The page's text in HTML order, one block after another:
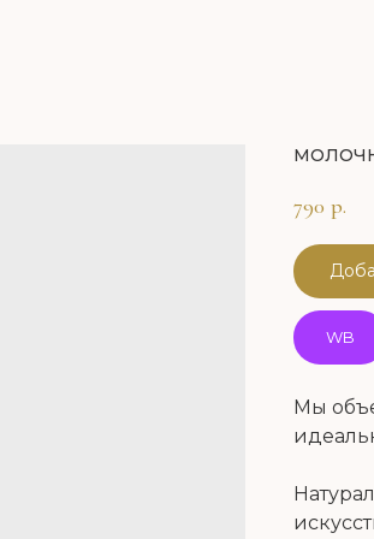
790 р.
WB
Мы